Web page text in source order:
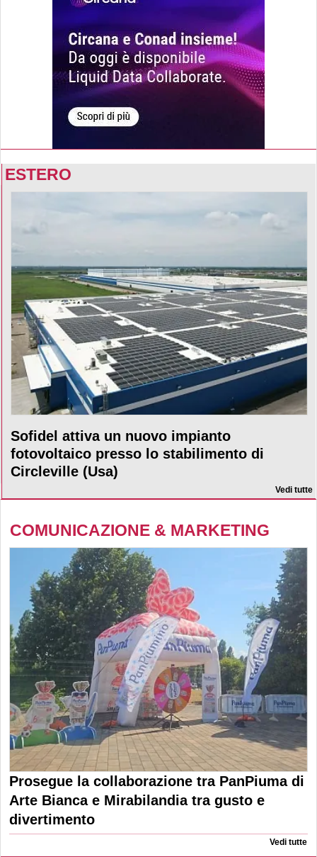
ESTERO
Sofidel attiva un nuovo impianto
fotovoltaico presso lo stabilimento di
Circleville (Usa)
Vedi tutte
COMUNICAZIONE & MARKETING
Prosegue la collaborazione tra PanPiuma di
Arte Bianca e Mirabilandia tra gusto e
divertimento
Vedi tutte